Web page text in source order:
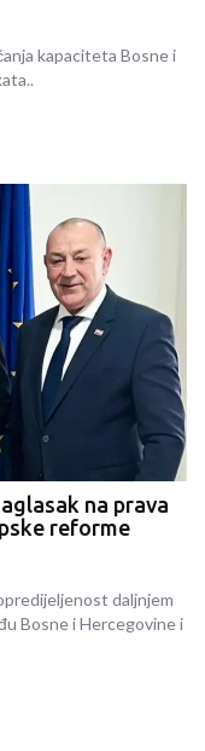
kapaciteta Bosne i
na prava
reforme
daljnjem
Bosne i Hercegovine i